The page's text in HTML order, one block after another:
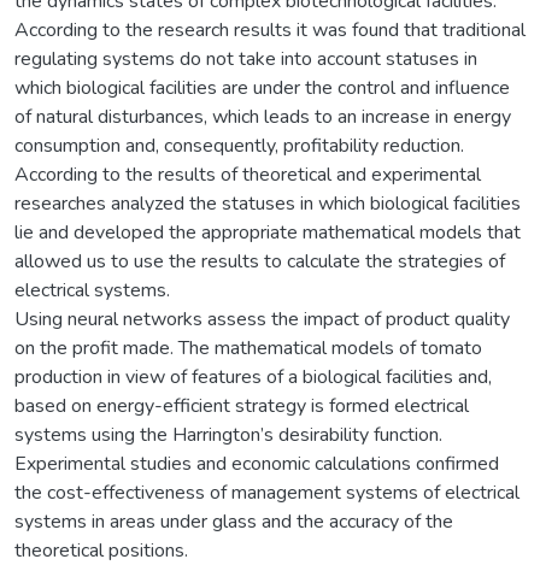
According to the research results it was found that traditional
regulating systems do not take into account statuses in
which biological facilities are under the control and influence
of natural disturbances, which leads to an increase in energy
consumption and, consequently, profitability reduction.
According to the results of theoretical and experimental
researches analyzed the statuses in which biological facilities
lie and developed the appropriate mathematical models that
allowed us to use the results to calculate the strategies of
electrical systems.
Using neural networks assess the impact of product quality
on the profit made. The mathematical models of tomato
production in view of features of a biological facilities and,
based on energy-efficient strategy is formed electrical
systems using the Harrington’s desirability function.
Experimental studies and economic calculations confirmed
the cost-effectiveness of management systems of electrical
systems in areas under glass and the accuracy of the
theoretical positions.